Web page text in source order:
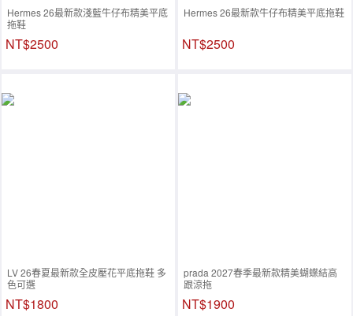
Hermes 26最新款淺藍牛仔布精美平底
拖鞋
NT$2500
Hermes 26最新款牛仔布精美平底拖鞋
NT$2500
LV 26春夏最新款全皮壓花平底拖鞋 多
色可選
NT$1800
prada 2027春季最新款精美蝴蝶結高
跟涼拖
NT$1900